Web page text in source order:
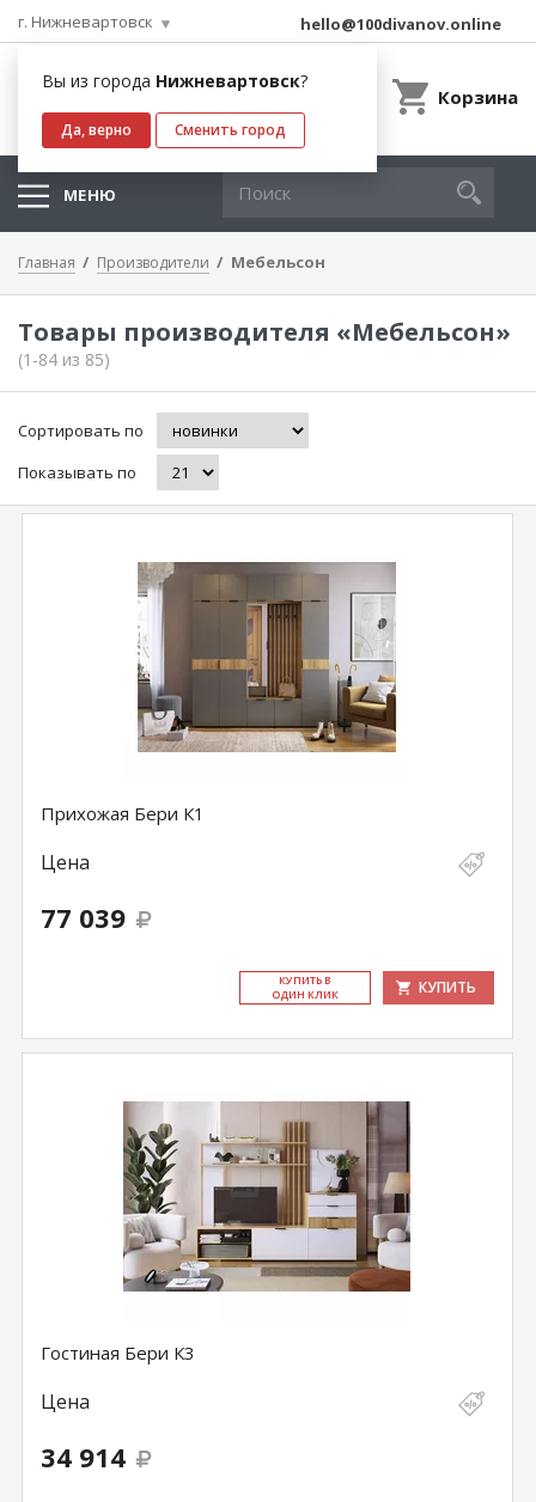
г. Нижневартовск
Вы из города Нижневартовск?
Да, верно Сменить город
hello@100divanov.online
Корзина
МЕНЮ
Главная Производители Мебельсон
Товары производителя «Мебельсон»
(1-84 из 85)
Сортировать по
Показывать по
Прихожая Бери К1
Цена
77 039
КУ­ПИТЬ В
ОДИН КЛИК
КУПИТЬ
Гостиная Бери К3
Цена
34 914